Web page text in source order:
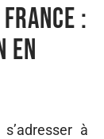
:
en
à